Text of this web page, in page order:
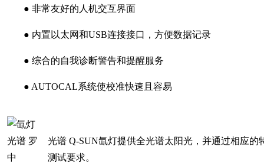
● 非常友好的人机交互界面
● 内置以太网和USB连接接口，方便数据记录
● 综合的自我诊断警告和提醒服务
● AUTOCAL系统使校准快速且容易
光谱 Q-SUN氙灯提供全光谱太阳光，并通过相应
测试要求。